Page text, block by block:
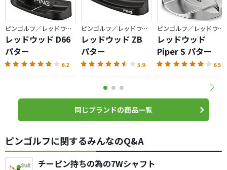
ピンゴルフ／レッドウッド
レッドウッド D66
パター
6.2
ピンゴルフ／レッドウッド
レッドウッド ZB
パター
5.9
ピンゴルフ／レッドウッド
レッドウッド
Piper S パター
6.5
同じブランドの商品一覧
ピンゴルフに関するみんなのQ&A
チーピン持ちの為の7Wシャフト